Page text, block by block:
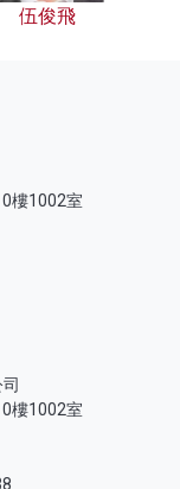
伍俊飛
樓1002室
樓1002室